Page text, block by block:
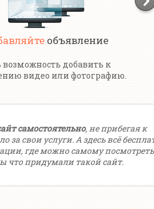
объявление
возможность добавить к
видео или фотографию.
самостоятельно, не прибегая к
за свои услуги. А здесь всё
где можно самому
что придумали такой сайт.